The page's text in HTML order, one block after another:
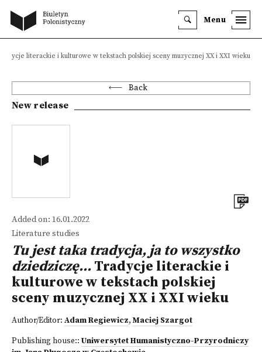
Menu
literackie i kulturowe w tekstach polskiej sceny muzycznej XX i XXI wieku
Back
New release
Added on: 16.01.2022
Literature studies
Tu jest taka tradycja, ja to wszystko
dziedziczę... Tradycje literackie i
kulturowe w tekstach polskiej
sceny muzycznej XX i XXI wieku
Author/Editor: Adam Regiewicz,Maciej Szargot
Publishing house:: Uniwersytet Humanistyczno-Przyrodniczy